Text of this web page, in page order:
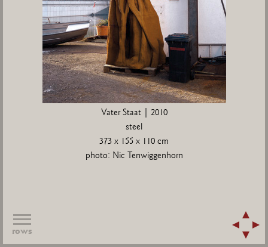
Vater Staat | 2010
steel
373 x 155 x 110 cm
photo: Nic Tenwiggenhorn
rows